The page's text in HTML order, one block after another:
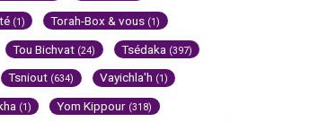
(1) Torah-Box & vous (1)
Tou Bichvat (24) Tsédaka (397)
Tsniout (634) Vayichla'h (1)
(1) Yom Kippour (318)